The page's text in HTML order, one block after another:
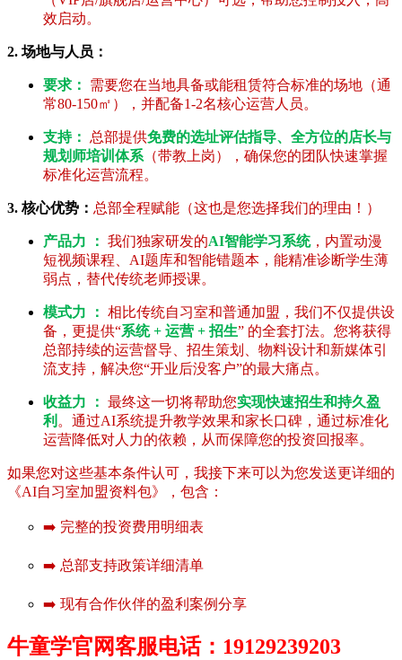
效启动。
2. 场地与人员：
要求：
需要您在当地具备或能租赁符合标准的场地（通
常80-150㎡），并配备1-2名核心运营人员。
支持： 总部提供免费的选址评估指导、全方位的店长与
规划师培训体系 （带教上岗），确保您的团队快速掌握
标准化运营流程。
3. 核心优势： 总部全程赋能（这也是您选择我们的理由！）
产品力 ： 我们独家研发的AI智能学习系统，内置动漫
短视频课程、AI题库和智能错题本，能精准诊断学生薄
弱点，替代传统老师授课。
模式力 ： 相比传统自习室和普通加盟，我们不仅提供设
备，更提供“系统 + 运营 + 招生” 的全套打法。您将获得
总部持续的运营督导、招生策划、物料设计和新媒体引
流支持，解决您“开业后没客户”的最大痛点。
收益力 ： 最终这一切将帮助您实现快速招生和持久盈
利 。通过AI系统提升教学效果和家长口碑，通过标准化
运营降低对人力的依赖，从而保障您的投资回报率。
如果您对这些基本条件认可，我接下来可以为您发送更详细的
《AI自习室加盟资料包》，包含：
➡️ 完整的投资费用明细表
➡️ 总部支持政策详细清单
➡️ 现有合作伙伴的盈利案例分享
牛童学官网客服电话：19129239203